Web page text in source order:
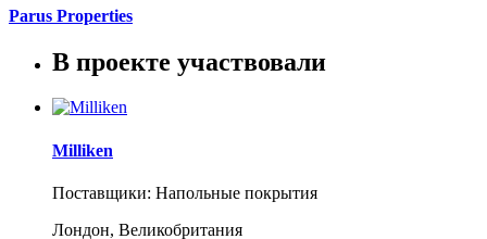
Parus Properties
В проекте участвовали
Milliken
Поставщики: Напольные покрытия
Лондон, Великобритания